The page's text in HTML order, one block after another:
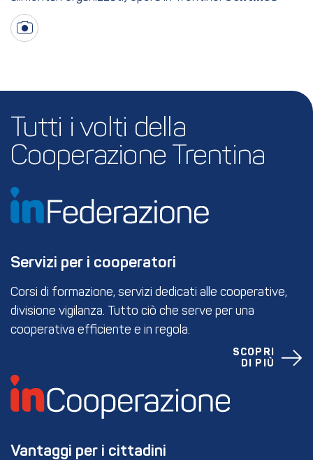
Tutti i volti della
Cooperazione Trentina
Servizi per i cooperatori
Corsi di formazione, servizi dedicati alle cooperative,
divisione vigilanza. Tutto ciò che serve per una
cooperativa efficiente e in regola.
SCOPRI
DI PIÙ
Vantaggi per i cittadini